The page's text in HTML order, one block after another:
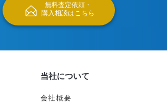
無料査定依頼・
購入相談はこちら
当社について
会社概要